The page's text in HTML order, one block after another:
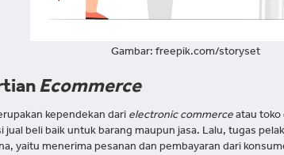
Gambar: freepik.com/storyset
Ecommerce
kependekan dari electronic commerce atau toko
jual beli baik untuk barang maupun jasa. Lalu, tugas
yaitu menerima pesanan dan pembayaran dari